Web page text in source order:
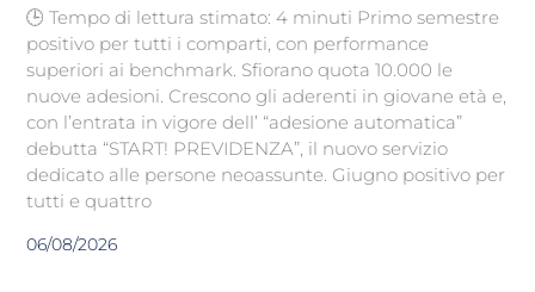
🕒 Tempo di lettura stimato: 4 minuti Primo semestre
positivo per tutti i comparti, con performance
superiori ai benchmark. Sfiorano quota 10.000 le
nuove adesioni. Crescono gli aderenti in giovane età e,
con l’entrata in vigore dell’ “adesione automatica”
debutta “START! PREVIDENZA”, il nuovo servizio
dedicato alle persone neoassunte. Giugno positivo per
tutti e quattro
06/08/2026